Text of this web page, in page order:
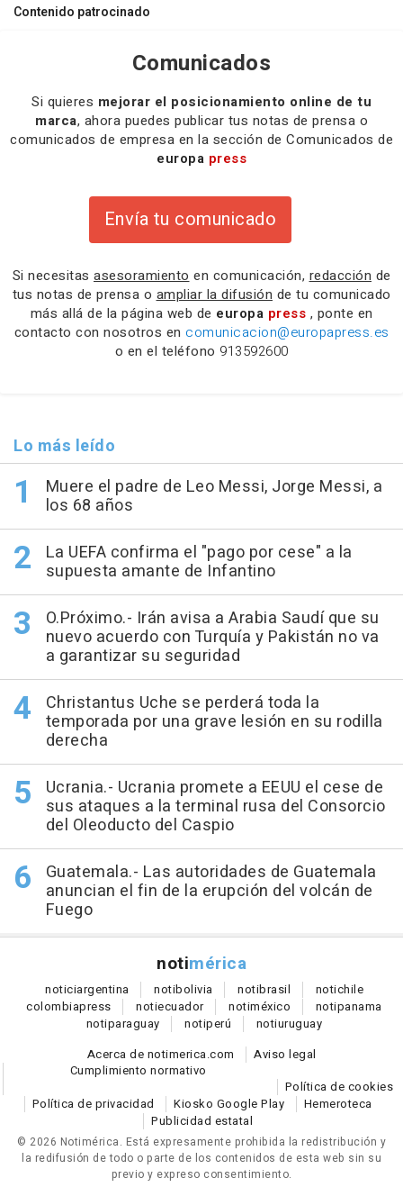
Contenido patrocinado
Comunicados
Si quieres mejorar el posicionamiento online de tu
marca, ahora puedes publicar tus notas de prensa o
comunicados de empresa en la sección de Comunicados de
europa press
Envía tu comunicado
Si necesitas asesoramiento en comunicación, redacción de
tus notas de prensa o ampliar la difusión de tu comunicado
más allá de la página web de europa press , ponte en
contacto con nosotros en comunicacion@europapress.es
o en el teléfono 913592600
Lo más leído
Muere el padre de Leo Messi, Jorge Messi, a
los 68 años
La UEFA confirma el "pago por cese" a la
supuesta amante de Infantino
O.Próximo.- Irán avisa a Arabia Saudí que su
nuevo acuerdo con Turquía y Pakistán no va
a garantizar su seguridad
Christantus Uche se perderá toda la
temporada por una grave lesión en su rodilla
derecha
Ucrania.- Ucrania promete a EEUU el cese de
sus ataques a la terminal rusa del Consorcio
del Oleoducto del Caspio
Guatemala.- Las autoridades de Guatemala
anuncian el fin de la erupción del volcán de
Fuego
notimérica
noticiargentina notibolivia notibrasil notichile
colombiapress notiecuador notiméxico notipanama
notiparaguay notiperú notiuruguay
Acerca de notimerica.com
Aviso legal
Cumplimiento normativo
Política de cookies
Política de privacidad
Kiosko Google Play
Hemeroteca
Publicidad estatal
© 2026 Notimérica. Está expresamente prohibida la redistribución y
la redifusión de todo o parte de los contenidos de esta web sin su
previo y expreso consentimiento.